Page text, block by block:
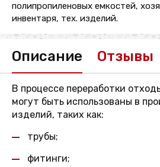
полипропиленовых емкостей,
инвентаря, тех. изделий.
Описание Отзывы
В процессе переработки
могут быть использованы в
изделий, таких как:
трубы;
фитинги;